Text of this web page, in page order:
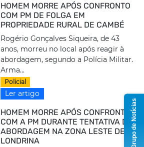
HOMEM MORRE APÓS CONFRONTO
COM PM DE FOLGA EM
PROPRIEDADE RURAL DE CAMBÉ
Rogério Gonçalves Siqueira, de 43
anos, morreu no local após reagir à
abordagem, segundo a Polícia Militar.
Arma...
Policial
Ler artigo
HOMEM MORRE APÓS CONFRONTO
COM A PM DURANTE TENTATIVA DE
ABORDAGEM NA ZONA LESTE DE
LONDRINA
Grupo de Notícias